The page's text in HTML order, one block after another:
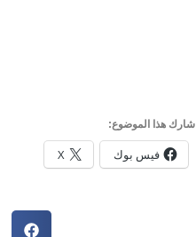
شارك هذا الموضوع:
فيس بوك X